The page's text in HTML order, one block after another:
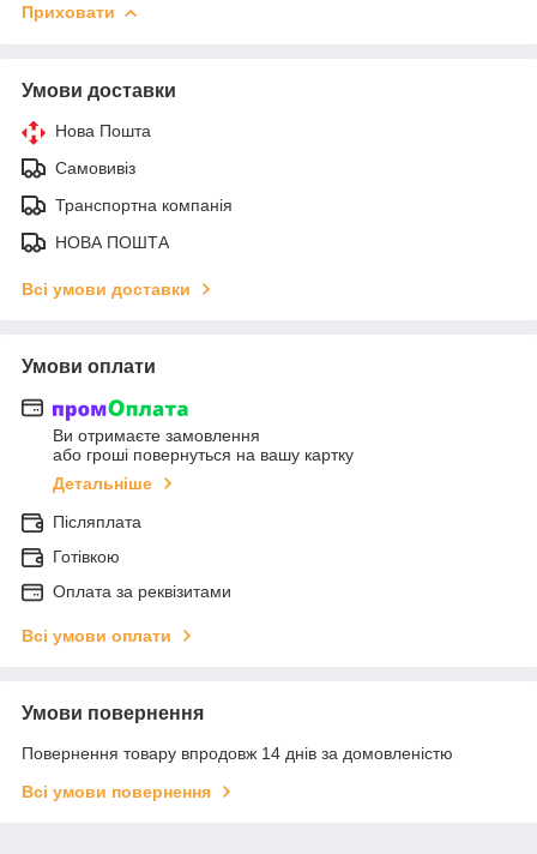
Приховати
Умови доставки
Нова Пошта
Самовивіз
Транспортна компанія
НОВА ПОШТА
Всі умови доставки
Умови оплати
Ви отримаєте замовлення
або гроші повернуться на вашу картку
Детальніше
Післяплата
Готівкою
Оплата за реквізитами
Всі умови оплати
Умови повернення
Повернення товару впродовж 14 днів за домовленістю
Всі умови повернення